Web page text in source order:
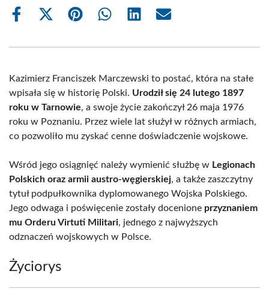
Share
Share
(Twitter)
Share Share Share Share
Kazimierz Franciszek Marczewski to postać, która na stałe
wpisała się w historię Polski. Urodził się 24 lutego 1897
roku w Tarnowie, a swoje życie zakończył 26 maja 1976
roku w Poznaniu. Przez wiele lat służył w różnych armiach,
co pozwoliło mu zyskać cenne doświadczenie wojskowe.
Wśród jego osiągnięć należy wymienić służbę w Legionach
Polskich oraz armii austro-węgierskiej, a także zaszczytny
tytuł podpułkownika dyplomowanego Wojska Polskiego.
Jego odwaga i poświęcenie zostały docenione przyznaniem
mu Orderu Virtuti Militari, jednego z najwyższych
odznaczeń wojskowych w Polsce.
Życiorys